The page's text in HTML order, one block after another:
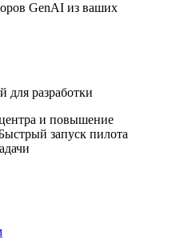
GenAI из ваших
разработки
и повышение
запуск пилота